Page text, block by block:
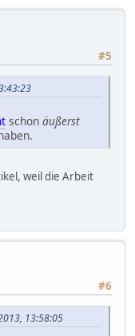
#5
schon äußerst
weil die Arbeit
#6
13:58:05